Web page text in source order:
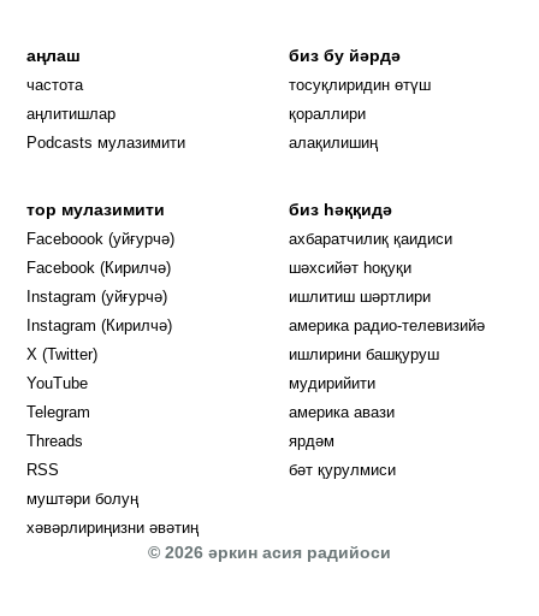
аңлаш
частота
аңлитишлар
Podcasts мулазимити
биз бу йәрдә
тосуқлиридин өтүш
қораллири
алақилишиң
тор мулазимити
Faceboook (уйғурчә) Opens in new window
Facebook (Кирилчә) Opens in new window
Instagram (уйғурчә) Opens in new window
Instagram (Кирилчә) Opens in new window
X (Twitter)
YouTube
Telegram
Threads
RSS
муштәри болуң
хәвәрлириңизни әвәтиң
биз һәққидә
ахбаратчилиқ қаидиси
шәхсийәт һоқуқи
ишлитиш шәртлири
америка радио-телевизийә
ишлирини башқуруш
мудирийити
америка авази
ярдәм
бәт қурулмиси
© 2026 әркин асия радийоси